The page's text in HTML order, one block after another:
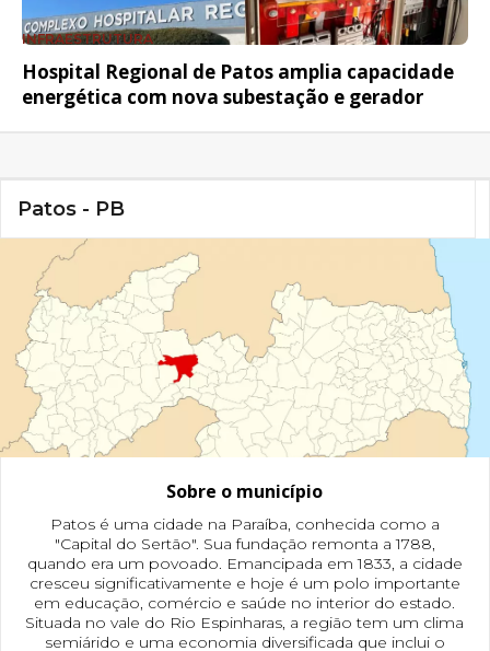
INFRAESTRUTURA
Hospital Regional de Patos amplia capacidade
energética com nova subestação e gerador
Patos - PB
Sobre o município
Patos é uma cidade na Paraíba, conhecida como a
"Capital do Sertão". Sua fundação remonta a 1788,
quando era um povoado. Emancipada em 1833, a cidade
cresceu significativamente e hoje é um polo importante
em educação, comércio e saúde no interior do estado.
Situada no vale do Rio Espinharas, a região tem um clima
semiárido e uma economia diversificada que inclui o